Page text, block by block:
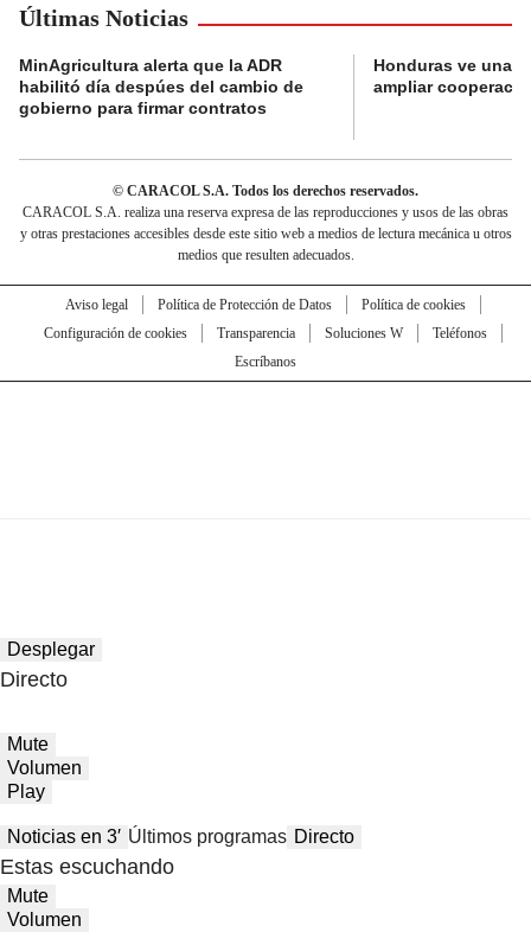
Últimas Noticias
MinAgricultura alerta que la ADR
habilitó día despúes del cambio de
gobierno para firmar contratos
Honduras ve una
ampliar
© CARACOL S.A. Todos los derechos reservados.
CARACOL S.A. realiza una reserva expresa de las reproducciones y usos de las obras
y otras prestaciones accesibles desde este sitio web a medios de lectura mecánica u otros
medios que resulten adecuados.
Aviso legal Política de Protección de Datos
Política de cookies
Configuración de cookies
Transparencia Soluciones W
Teléfonos
Escríbanos
Desplegar
Directo
Mute
Volumen
Play
Noticias en 3′ Últimos programas Directo
Estas escuchando
Mute
Volumen